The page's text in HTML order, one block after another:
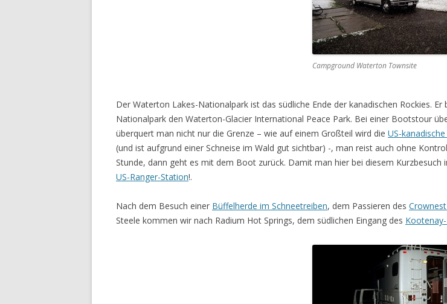
Campground Waterton Townsite
Der Waterton Lakes-Nationalpark ist das südliche Ende der kanadischen Rockies.
Nationalpark den Waterton-Glacier International Peace Park. Bei einer Bootstour
überquert man nicht nur die Grenze – wie auf einem Großteil wird die US-
(und ist aufgrund einer Schneise im Wald gut sichtbar) -, man reist auch ohne
Stunde, dann geht es mit dem Boot zurück. Damit man hier bei diesem
US-Ranger-Station!.
Nach dem Besuch einer Büffelherde im Schneetreiben, dem Passieren des
Steele kommen wir nach Radium Hot Springs, dem südlichen Eingang des